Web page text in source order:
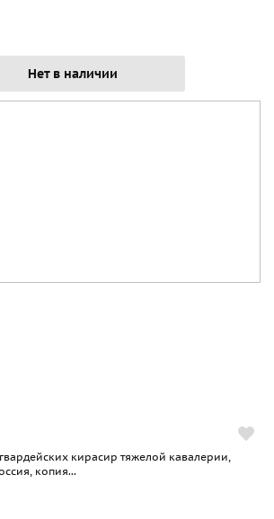
Нет в наличии
кирасир тяжелой кавалерии,
копия...